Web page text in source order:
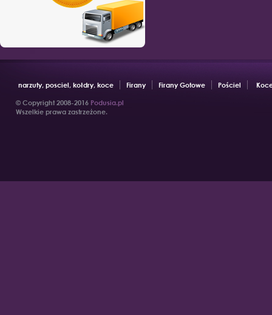
narzuty, posciel, kołdry, koce Firany Firany Gotowe Pościel
© Copyright 2008-2016 Podusia.pl
Wszelkie prawa zastrzeżone.